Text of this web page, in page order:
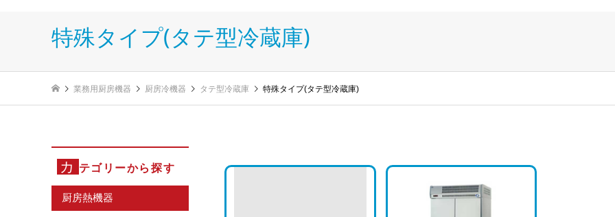
特殊タイプ(タテ型冷蔵庫)
業務用厨房機器 厨房冷機器 タテ型冷蔵庫 特殊タイプ(タテ型冷蔵庫)
カ テゴリーから探す
厨房熱機器